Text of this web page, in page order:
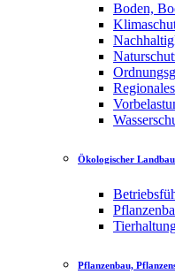
Boden,
Ökologischer Landbau
Pflanzenbau,